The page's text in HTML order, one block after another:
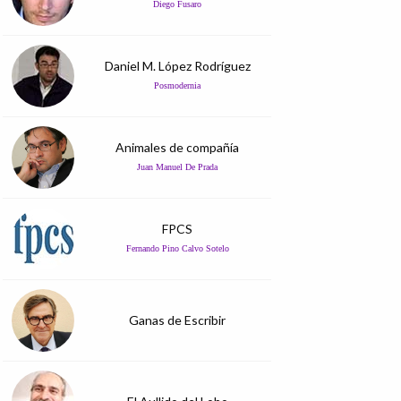
Diego Fusaro
Daniel M. López Rodríguez
Posmodernia
Animales de compañía
Juan Manuel De Prada
FPCS
Fernando Pino Calvo Sotelo
Ganas de Escribir